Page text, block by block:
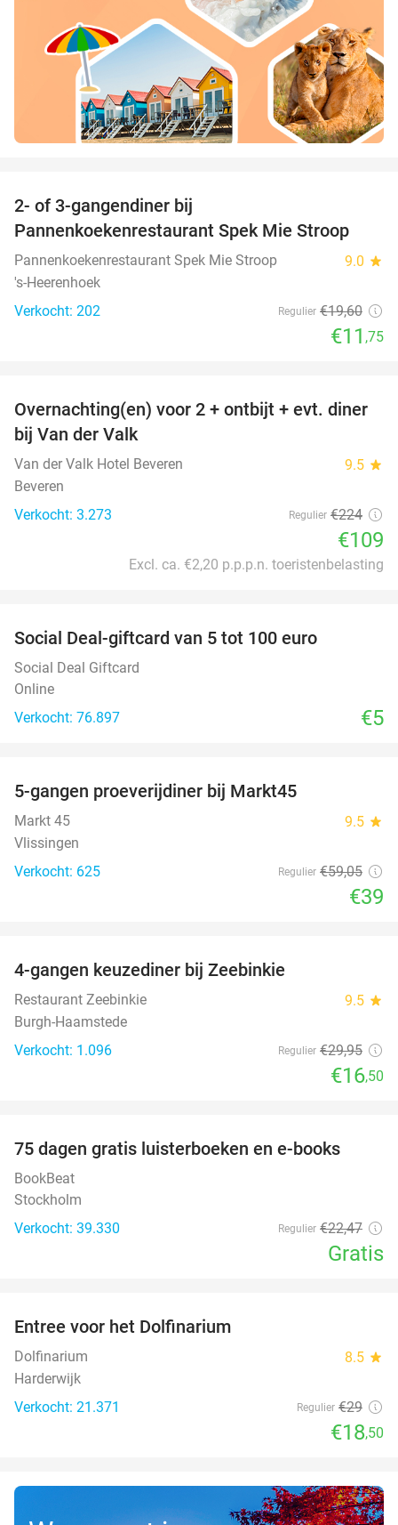
2- of 3-gangendiner bij
Pannenkoekenrestaurant Spek Mie Stroop
Pannenkoekenrestaurant Spek Mie Stroop 9.0 star
's-Heerenhoek
Verkocht: 202
Regulier €19,60
€11 ,75
51%
Overnachting(en) voor 2 + ontbijt + evt. diner
bij Van der Valk
Van der Valk Hotel Beveren 9.5 star
Beveren
Verkocht: 3.273
Regulier €224
€109
Excl. ca. €2,20 p.p.p.n. toeristenbelasting
Social Deal-giftcard van 5 tot 100 euro
Social Deal Giftcard
Online
Verkocht: 76.897
€5
5-gangen proeverijdiner bij Markt45
Markt 45 9.5 star
Vlissingen
Verkocht: 625
Regulier €59,05
€39
4-gangen keuzediner bij Zeebinkie
Restaurant Zeebinkie 9.5 star
Burgh-Haamstede
Verkocht: 1.096
Regulier €29,95
€16,50
75 dagen gratis luisterboeken en e-books
BookBeat
Stockholm
Verkocht: 39.330
Regulier €22,47
Gratis
Entree voor het Dolfinarium
Dolfinarium 8.5 star
Harderwijk
Verkocht: 21.371
Regulier €29
€18,50